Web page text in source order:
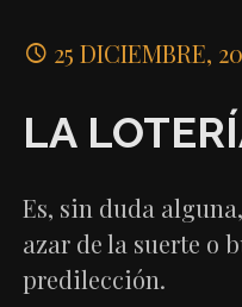
25 DICIEMBRE,
LA
Es, sin duda
azar de la suerte o
predilección.